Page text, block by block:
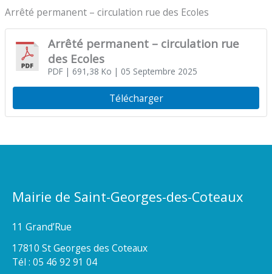
Arrêté permanent – circulation rue des Ecoles
Arrêté permanent – circulation rue
des Ecoles
PDF| 691,38 Ko | 05 Septembre 2025
Télécharger
Mairie de Saint-Georges-des-Coteaux
11 Grand’Rue
17810 St Georges des Coteaux
Tél : 05 46 92 91 04